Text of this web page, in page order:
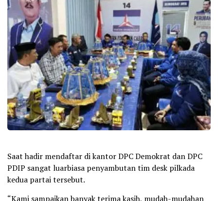
Saat hadir mendaftar di kantor DPC Demokrat dan DPC
PDIP sangat luarbiasa penyambutan tim desk pilkada
kedua partai tersebut.
“Kami sampaikan banyak terima kasih, mudah-mudahan